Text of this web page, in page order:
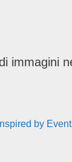
immagini
by